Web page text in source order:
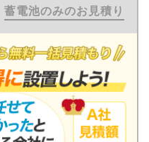
蓄電池のみのお見積り